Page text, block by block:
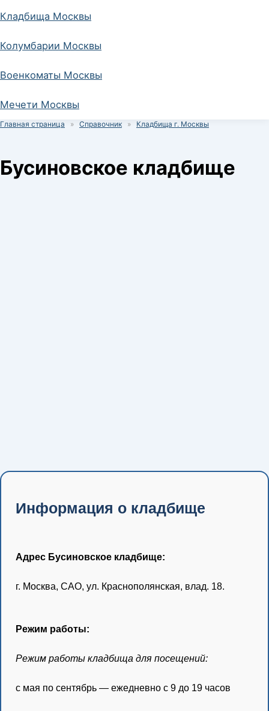
Кладбища Москвы
Колумбарии Москвы
Военкоматы Москвы
Мечети Москвы
Главная страница » Справочник » Кладбища г. Москвы
Бусиновское кладбище
Информация о кладбище
Адрес Бусиновское кладбище:
г. Москва, САО, ул. Краснополянская, влад. 18.
Режим работы:
Режим работы кладбища для посещений:
с мая по сентябрь — ежедневно с 9 до 19 часов